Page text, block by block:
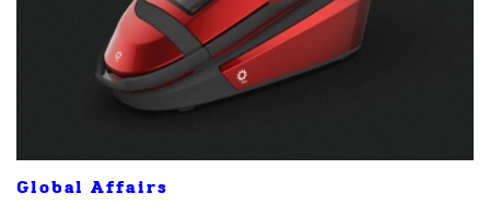
Global Affairs
SHARE